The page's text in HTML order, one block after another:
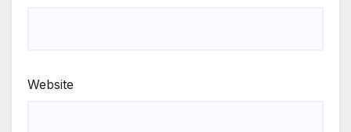
Website